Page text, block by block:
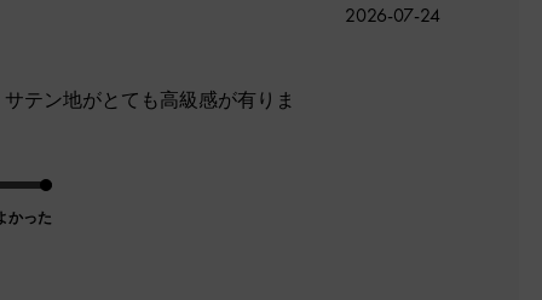
テン地がとても高級感が有りま
かった
公
2026-07-24